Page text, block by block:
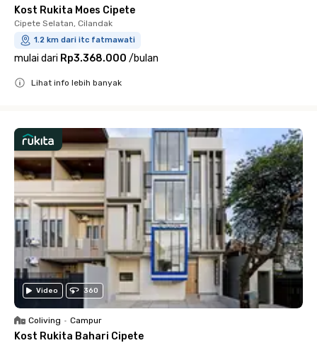
Kost Rukita Moes Cipete
Cipete Selatan, Cilandak
1.2 km dari itc fatmawati
mulai dari Rp3.368.000 /bulan
Lihat info lebih banyak
Video 360
Coliving • Campur
Kost Rukita Bahari Cipete